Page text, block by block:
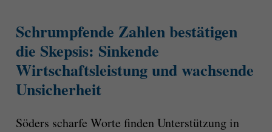
Schrumpfende Zahlen bestätigen
die Skepsis: Sinkende
Wirtschaftsleistung und wachsende
Unsicherheit
Söders scharfe Worte finden Unterstützung in